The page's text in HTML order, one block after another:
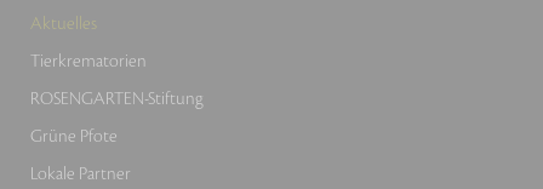
Aktuelles
Tierkrematorien
ROSENGARTEN-Stiftung
Grüne Pfote
Lokale Partner